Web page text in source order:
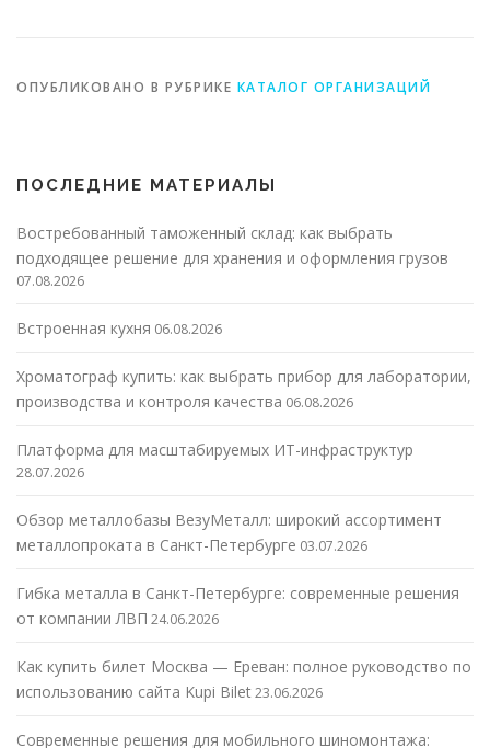
ОПУБЛИКОВАНО В РУБРИКЕ КАТАЛОГ ОРГАНИЗАЦИЙ
ПОСЛЕДНИЕ МАТЕРИАЛЫ
Востребованный таможенный склад: как выбрать
подходящее решение для хранения и оформления грузов
07.08.2026
Встроенная кухня 06.08.2026
Хроматограф купить: как выбрать прибор для лаборатории,
производства и контроля качества 06.08.2026
Платформа для масштабируемых ИТ-инфраструктур
28.07.2026
Обзор металлобазы ВезуМеталл: широкий ассортимент
металлопроката в Санкт-Петербурге 03.07.2026
Гибка металла в Санкт-Петербурге: современные решения
от компании ЛВП 24.06.2026
Как купить билет Москва — Ереван: полное руководство по
использованию сайта Kupi Bilet23.06.2026
Современные решения для мобильного шиномонтажа: